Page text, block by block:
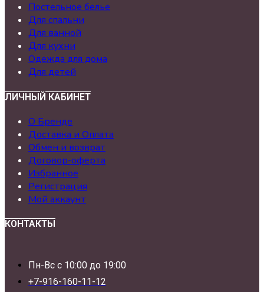
Постельное белье
Для спальни
Для ванной
Для кухни
Одежда для дома
Для детей
ЛИЧНЫЙ КАБИНЕТ
О Бренде
Доставка и Оплата
Обмен и возврат
Договор-оферта
Избранное
Регистрация
Мой аккаунт
КОНТАКТЫ
Пн-Вс с 10:00 до 19:00
+7-916-160-11-12